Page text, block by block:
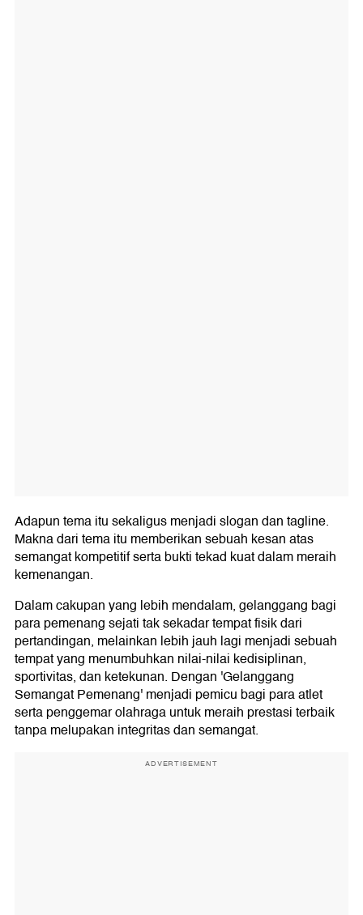
Adapun tema itu sekaligus menjadi slogan dan tagline.
Makna dari tema itu memberikan sebuah kesan atas
semangat kompetitif serta bukti tekad kuat dalam meraih
kemenangan.
Dalam cakupan yang lebih mendalam, gelanggang bagi
para pemenang sejati tak sekadar tempat fisik dari
pertandingan, melainkan lebih jauh lagi menjadi sebuah
tempat yang menumbuhkan nilai-nilai kedisiplinan,
sportivitas, dan ketekunan. Dengan 'Gelanggang
Semangat Pemenang' menjadi pemicu bagi para atlet
serta penggemar olahraga untuk meraih prestasi terbaik
tanpa melupakan integritas dan semangat.
ADVERTISEMENT